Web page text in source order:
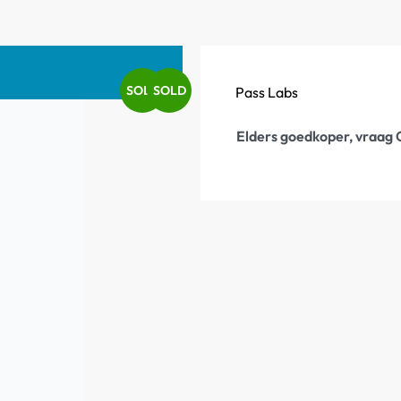
SOLDSOLD Pass Labs
Elders goedkoper, vraag